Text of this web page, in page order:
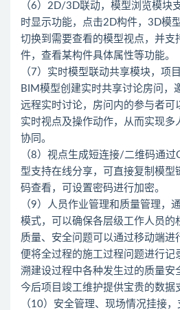
（6）2D/3D联动，模型浏览模块
时显示功能，点击2D构件，3D模
切换到需要查看的模型视点，并支
件，查看某构件具体属性等功能。
（7）实时模型联动共享模块，项
BIM模型创建实时共享讨论房问，
远程实时讨论，房问内的参与者可
实时视点及操作动作，从而实现多
协同。
（8）视点生成短连接/二维码通
型支持在线分享，可直接复制模型
码查看，可设置密码进行加密。
（9）人员作业管理和质量管理，
模式，可以确保各层级工作人员的
质量、安全问题可以通过移动端进
便将全过程的施工过程问题进行记
溯建设过程中各种发生过的质量安
今后项目竣工维护提供宝贵的数据
（10）安全管理、现场情况挂接